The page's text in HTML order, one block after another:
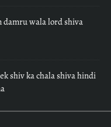
damru wala lord shiva
shiv ka chala shiva hindi